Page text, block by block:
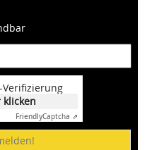
klicken
FriendlyCaptcha ⇗